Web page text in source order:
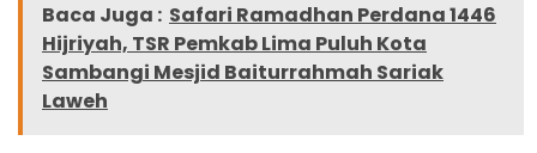
Baca Juga : Safari Ramadhan Perdana 1446
Hijriyah, TSR Pemkab Lima Puluh Kota
Sambangi Mesjid Baiturrahmah Sariak
Laweh